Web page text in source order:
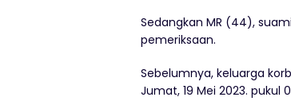
Sedangkan MR (44),
pemeriksaan.
Sebelumnya, keluarga
Jumat, 19 Mei 2023. pukul